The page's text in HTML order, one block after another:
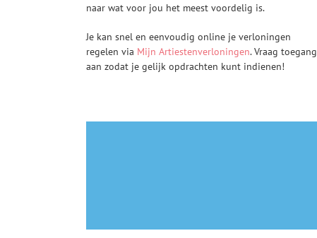
naar wat voor jou het meest voordelig is.
Je kan snel en eenvoudig online je verloningen
regelen via Mijn Artiestenverloningen. Vraag toegang
aan zodat je gelijk opdrachten kunt indienen!